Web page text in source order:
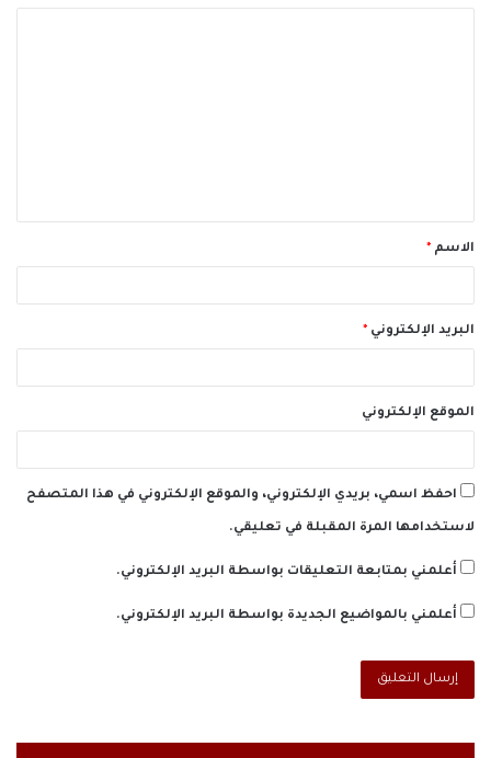
ق
*الاسم *
البريد الإلكتروني *
الموقع الإلكتروني
احفظ اسمي، بريدي الإلكتروني، والموقع الإلكتروني في هذا المتصفح
لاستخدامها المرة المقبلة في تعليقي.
أعلمني بمتابعة التعليقات بواسطة البريد الإلكتروني.
أعلمني بالمواضيع الجديدة بواسطة البريد الإلكتروني.